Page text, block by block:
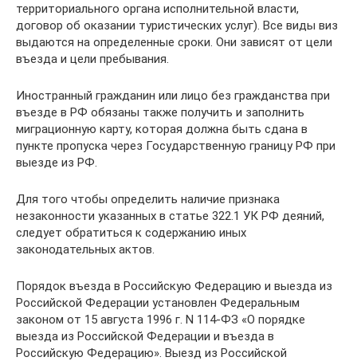
территориального органа исполнительной власти,
договор об оказании туристических услуг). Все виды виз
выдаются на определенные сроки. Они зависят от цели
въезда и цели пребывания.
Иностранный гражданин или лицо без гражданства при
въезде в РФ обязаны также получить и заполнить
миграционную карту, которая должна быть сдана в
пункте пропуска через Государственную границу РФ при
выезде из РФ.
Для того чтобы определить наличие признака
незаконности указанных в статье 322.1 УК РФ деяний,
следует обратиться к содержанию иных
законодательных актов.
Порядок въезда в Российскую Федерацию и выезда из
Российской Федерации установлен Федеральным
законом от 15 августа 1996 г. N 114-ФЗ «О порядке
выезда из Российской Федерации и въезда в
Российскую Федерацию». Выезд из Российской